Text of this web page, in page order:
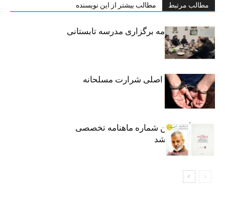
مطالب مرتبط مطالب بیشتر از این نویسنده
امضای تفاهم‌نامه برگزاری مدرسه تابستانی
مهارتی
دستگیری متهم اصلی شرارت مسلحانه
هشتاد و هفتمین شماره ماهنامه تخصصی
«سرو» منتشر شد